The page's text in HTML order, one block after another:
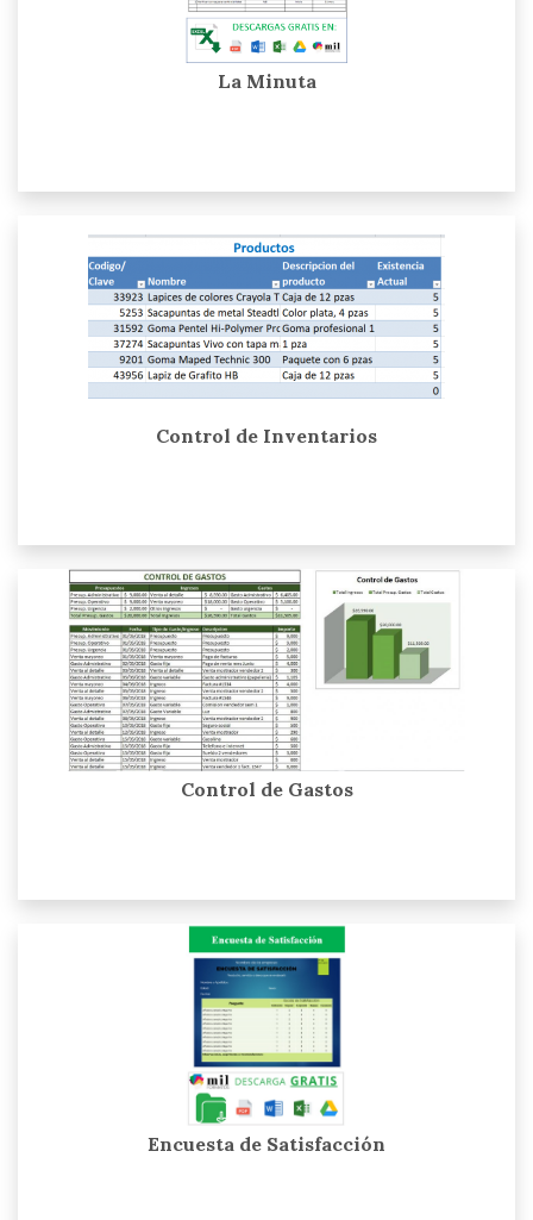
La Minuta
Control de Inventarios
Control de Gastos
Encuesta de Satisfacción